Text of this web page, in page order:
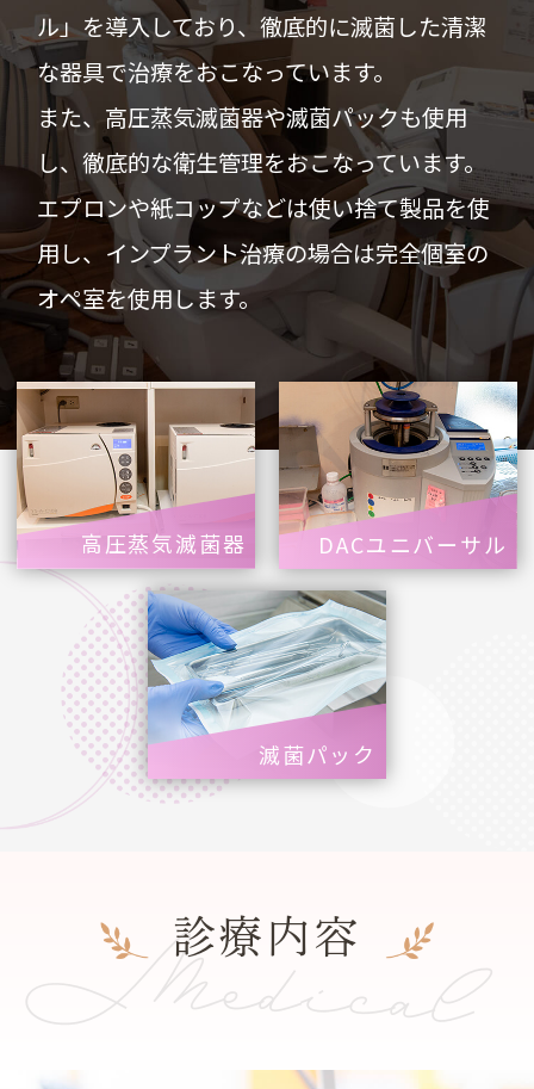
ル」を導入しており、徹底的に滅菌した清潔
な器具で治療をおこなっています。
また、高圧蒸気滅菌器や滅菌パックも使用
し、徹底的な衛生管理をおこなっています。
エプロンや紙コップなどは使い捨て製品を使
用し、インプラント治療の場合は完全個室の
オペ室を使用します。
高圧蒸気滅菌器 DACユニバーサル
滅菌パック
診療内容
Medical